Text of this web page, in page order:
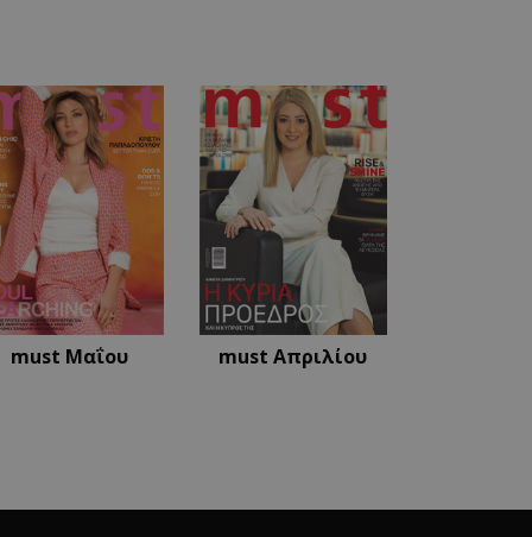
must Μαΐου must Απριλίου
την
απαραίτητο το
να λειτουργεί
να διατηρήσει
το διακομιστή.
που
για ένα
που
μεταβλητών
είναι ένας
ο τρόπος με
για τον
είναι η
για έναν
μεταβλητών
είναι ένας
είναι η